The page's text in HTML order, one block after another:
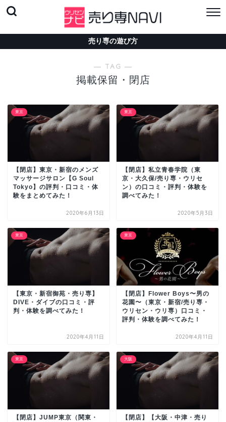
売り専の遊び方
― TAG ―
掲載保留・閉店
東京
【閉店】東京・新宿のメンズ
マッサージサロン【G Soul
Tokyo】の評判・口コミ・体
験をまとめてみた！
2020年6月13日
東京
【閉店】私立青春学院（東
京・大久保/売り専・ウリセ
ン）の口コミ・評判・体験を
調べてみた！
2020年5月3日
東京
【東京・新宿御苑・売り専】
DIVE・ダイブの口コミ・評
判・体験を調べてみた！
2020年4月11日
東京
【閉店】Flower Boys〜男の
花園〜（東京・新宿/売り専・
ウリセン・ウリ専）口コミ・
評判・体験を調べてみた！
2020年4月11日
東京
【閉店】JUMP東京（関東・
大阪
【閉店】【大阪・中津・売り